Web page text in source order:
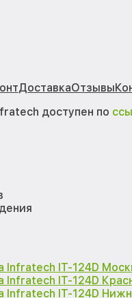
ДоставкаОтзывы
доступен по
Infratech IT-124D
Infratech IT-124D
Infratech IT-124D